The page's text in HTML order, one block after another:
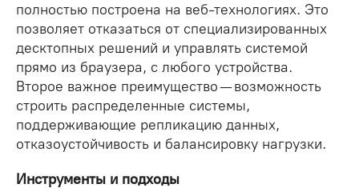
полностью построена на веб-технологиях. Это
позволяет отказаться от специализированных
десктопных решений и управлять системой
прямо из браузера, с любого устройства.
Второе важное преимущество — возможность
строить распределенные системы,
поддерживающие репликацию данных,
отказоустойчивость и балансировку нагрузки.
Инструменты и подходы